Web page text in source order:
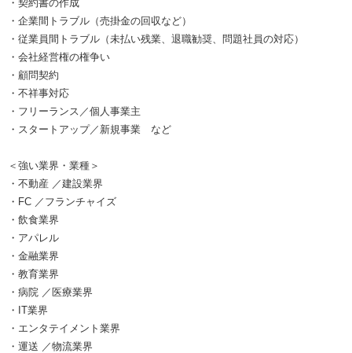
・契約書の作成
・企業間トラブル（売掛金の回収など）
・従業員間トラブル（未払い残業、退職勧奨、問題社員の対応）
・会社経営権の権争い
・顧問契約
・不祥事対応
・フリーランス／個人事業主
・スタートアップ／新規事業 など
＜強い業界・業種＞
・不動産 ／建設業界
・FC ／フランチャイズ
・飲食業界
・アパレル
・金融業界
・教育業界
・病院 ／医療業界
・IT業界
・エンタテイメント業界
・運送 ／物流業界